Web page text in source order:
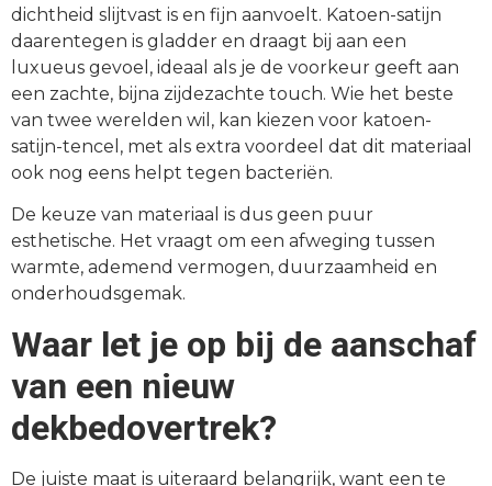
dichtheid slijtvast is en fijn aanvoelt. Katoen-satijn
daarentegen is gladder en draagt bij aan een
luxueus gevoel, ideaal als je de voorkeur geeft aan
een zachte, bijna zijdezachte touch. Wie het beste
van twee werelden wil, kan kiezen voor katoen-
satijn-tencel, met als extra voordeel dat dit materiaal
ook nog eens helpt tegen bacteriën.
De keuze van materiaal is dus geen puur
esthetische. Het vraagt om een afweging tussen
warmte, ademend vermogen, duurzaamheid en
onderhoudsgemak.
Waar let je op bij de aanschaf
van een nieuw
dekbedovertrek?
De juiste maat is uiteraard belangrijk, want een te